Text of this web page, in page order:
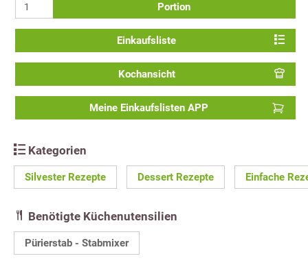
Portion
Einkaufsliste
Kochansicht
Meine Einkaufslisten APP
Kategorien
Silvester Rezepte Dessert Rezepte Einfache
Benötigte Küchenutensilien
Pürierstab - Stabmixer